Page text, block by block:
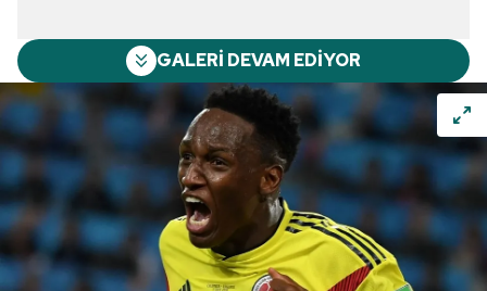
GALERİ DEVAM EDİYOR